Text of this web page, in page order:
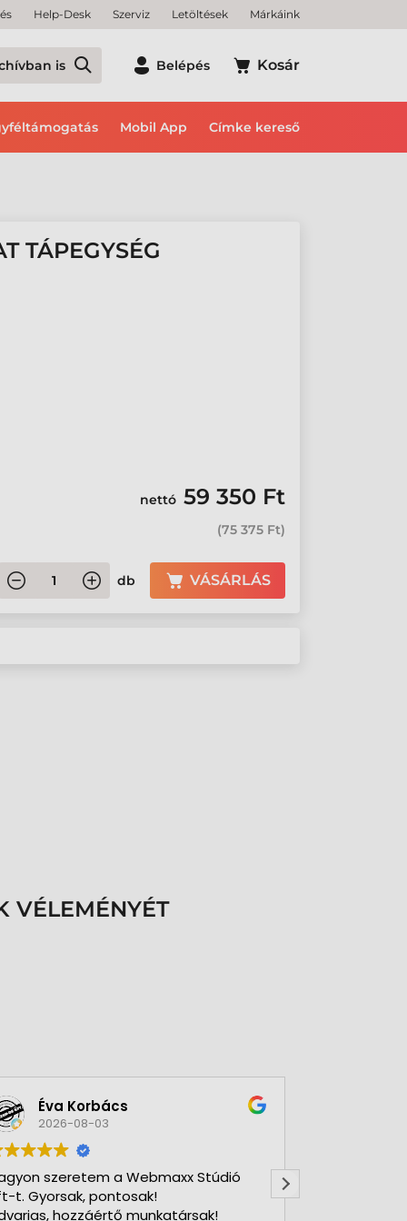
Help-Desk Szerviz Letöltések Márkáink
is Belépés Kosár
Mobil App Címke kereső
TÁPEGYSÉG
nettó 59 350 Ft
(75 375 Ft)
db VÁSÁRLÁS
VÉLEMÉNYÉT
Éva Korbács
2026-08-03
szeretem a Webmaxx Stúdió
t. Gyorsak, pontosak!
hozzáértő munkatársak!